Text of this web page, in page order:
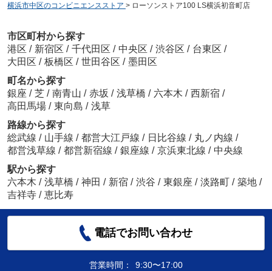
横浜市中区のコンビニエンスストア > ローソンストア100 LS横浜初音町店
市区町村から探す
港区 / 新宿区 / 千代田区 / 中央区 / 渋谷区 / 台東区 /
大田区 / 板橋区 / 世田谷区 / 墨田区
町名から探す
銀座 / 芝 / 南青山 / 赤坂 / 浅草橋 / 六本木 / 西新宿 /
高田馬場 / 東向島 / 浅草
路線から探す
総武線 / 山手線 / 都営大江戸線 / 日比谷線 / 丸ノ内線 /
都営浅草線 / 都営新宿線 / 銀座線 / 京浜東北線 / 中央線
駅から探す
六本木 / 浅草橋 / 神田 / 新宿 / 渋谷 / 東銀座 / 淡路町 / 築地 /
吉祥寺 / 恵比寿
電話でお問い合わせ
営業時間：
9:30〜17:00